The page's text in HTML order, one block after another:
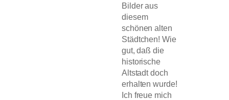
Bilder aus
diesem
schönen alten
Städtchen! Wie
gut, daß die
historische
Altstadt doch
erhalten wurde!
Ich freue mich